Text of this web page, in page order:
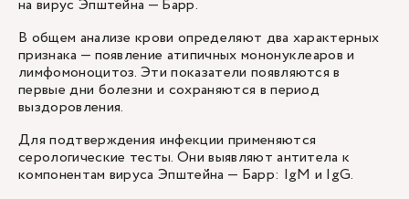
на вирус Эпштейна — Барр.
В общем анализе крови определяют два характерных
признака — появление атипичных мононуклеаров и
лимфомоноцитоз. Эти показатели появляются в
первые дни болезни и сохраняются в период
выздоровления.
Для подтверждения инфекции применяются
серологические тесты. Они выявляют антитела к
компонентам вируса Эпштейна — Барр: IgM и IgG.